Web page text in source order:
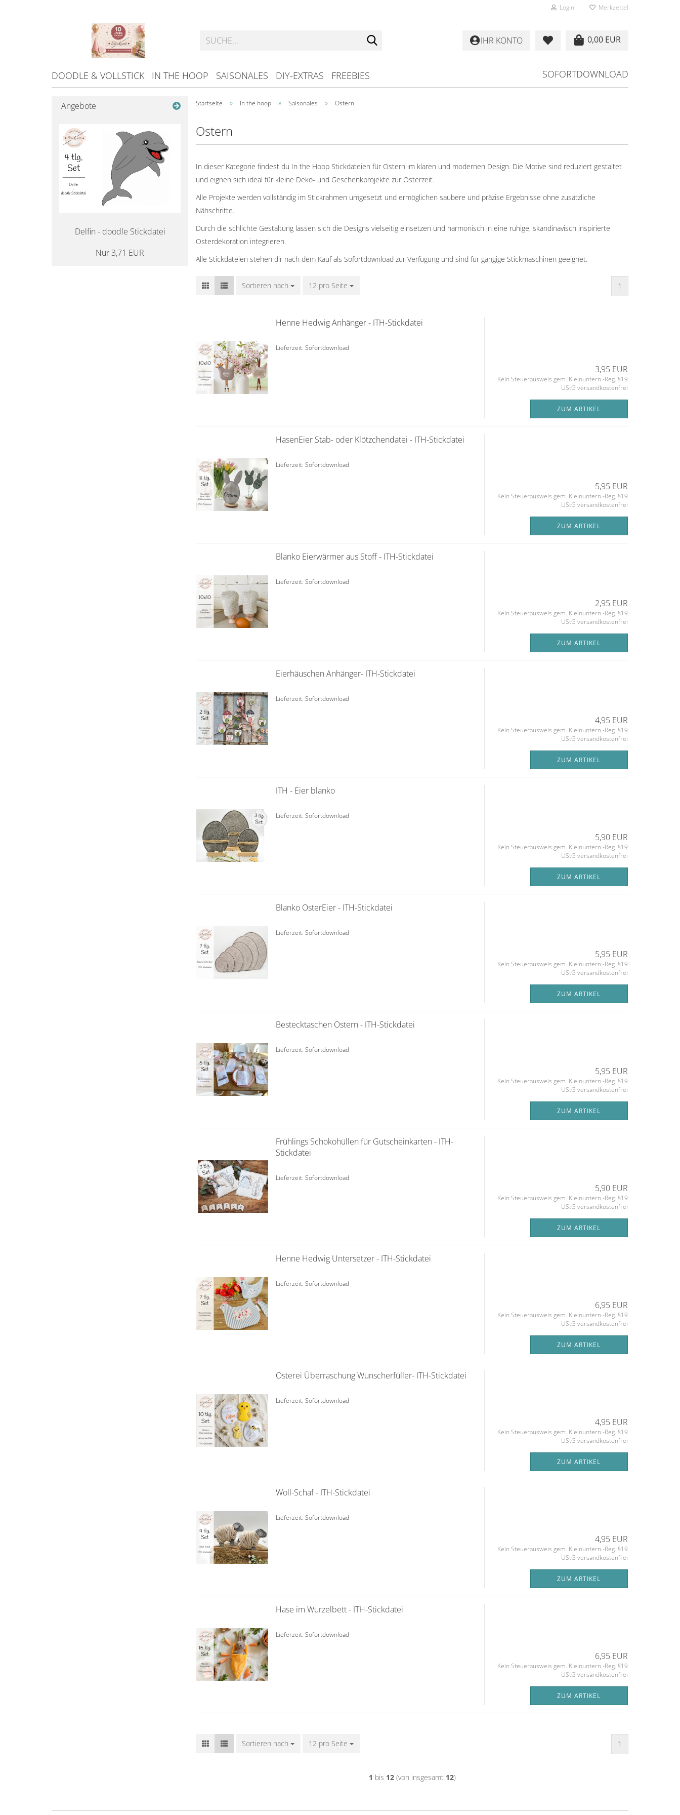
Login Merkzettel
0,00 EUR
IHR KONTO
DOODLE & VOLLSTICK IN THE HOOP SAISONALES DIY-EXTRAS FREEBIES SOFORTDOWNLOAD
Startseite » In the hoop » Saisonales » Ostern
Ostern
In dieser Kategorie findest du In the Hoop Stickdateien für Ostern im klaren und modernen Design. Die Motive sind reduziert gestaltet
und eignen sich ideal für kleine Deko- und Geschenkprojekte zur Osterzeit.
Alle Projekte werden vollständig im Stickrahmen umgesetzt und ermöglichen saubere und präzise Ergebnisse ohne zusätzliche
Nähschritte.
Durch die schlichte Gestaltung lassen sich die Designs vielseitig einsetzen und harmonisch in eine ruhige, skandinavisch inspirierte
Osterdekoration integrieren.
Alle Stickdateien stehen dir nach dem Kauf als Sofortdownload zur Verfügung und sind für gängige Stickmaschinen geeignet.
Sortieren nach
Sortieren nach 12 pro Seite
pro Seite 1
Henne Hedwig Anhänger - ITH-Stickdatei
Lieferzeit: Sofortdownload
3,95 EUR
Kein Steuerausweis gem. Kleinuntern.-Reg. §19
UStG versandkostenfrei
ZUM ARTIKEL
HasenEier Stab- oder Klötzchendatei - ITH-Stickdatei
Lieferzeit: Sofortdownload
5,95 EUR
Kein Steuerausweis gem. Kleinuntern.-Reg. §19
UStG versandkostenfrei
ZUM ARTIKEL
Blanko Eierwärmer aus Stoff - ITH-Stickdatei
Lieferzeit: Sofortdownload
2,95 EUR
Kein Steuerausweis gem. Kleinuntern.-Reg. §19
UStG versandkostenfrei
ZUM ARTIKEL
Eierhäuschen Anhänger- ITH-Stickdatei
Lieferzeit: Sofortdownload
4,95 EUR
Kein Steuerausweis gem. Kleinuntern.-Reg. §19
UStG versandkostenfrei
ZUM ARTIKEL
ITH - Eier blanko
Lieferzeit: Sofortdownload
5,90 EUR
Kein Steuerausweis gem. Kleinuntern.-Reg. §19
UStG versandkostenfrei
ZUM ARTIKEL
Blanko OsterEier - ITH-Stickdatei
Lieferzeit: Sofortdownload
5,95 EUR
Kein Steuerausweis gem. Kleinuntern.-Reg. §19
UStG versandkostenfrei
ZUM ARTIKEL
Bestecktaschen Ostern - ITH-Stickdatei
Lieferzeit: Sofortdownload
5,95 EUR
Kein Steuerausweis gem. Kleinuntern.-Reg. §19
UStG versandkostenfrei
ZUM ARTIKEL
Frühlings Schokohüllen für Gutscheinkarten - ITH-
Stickdatei
Lieferzeit: Sofortdownload
5,90 EUR
Kein Steuerausweis gem. Kleinuntern.-Reg. §19
UStG versandkostenfrei
ZUM ARTIKEL
Henne Hedwig Untersetzer - ITH-Stickdatei
Lieferzeit: Sofortdownload
6,95 EUR
Kein Steuerausweis gem. Kleinuntern.-Reg. §19
UStG versandkostenfrei
ZUM ARTIKEL
Osterei Überraschung Wunscherfüller- ITH-Stickdatei
Lieferzeit: Sofortdownload
4,95 EUR
Kein Steuerausweis gem. Kleinuntern.-Reg. §19
UStG versandkostenfrei
ZUM ARTIKEL
Woll-Schaf - ITH-Stickdatei
Lieferzeit: Sofortdownload
4,95 EUR
Kein Steuerausweis gem. Kleinuntern.-Reg. §19
UStG versandkostenfrei
ZUM ARTIKEL
Hase im Wurzelbett - ITH-Stickdatei
Lieferzeit: Sofortdownload
6,95 EUR
Kein Steuerausweis gem. Kleinuntern.-Reg. §19
UStG versandkostenfrei
ZUM ARTIKEL
Sortieren nach
Sortieren nach 12 pro Seite
pro Seite 1
1 bis 12(von insgesamt 12)
Angebote
Delfin - doodle Stickdatei
Nur 3,71 EUR